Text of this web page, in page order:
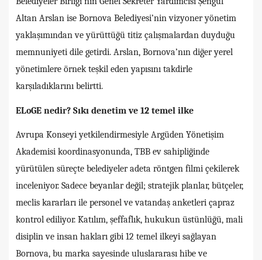
Altan Arslan ise Bornova Belediyesi’nin vizyoner yönetim
yaklaşımından ve yürüttüğü titiz çalışmalardan duyduğu
memnuniyeti dile getirdi. Arslan, Bornova’nın diğer yerel
yönetimlere örnek teşkil eden yapısını takdirle
karşıladıklarını belirtti.
ELoGE nedir? Sıkı denetim ve 12 temel ilke
Avrupa Konseyi yetkilendirmesiyle Argüden Yönetişim
Akademisi koordinasyonunda, TBB ev sahipliğinde
yürütülen süreçte belediyeler adeta röntgen filmi çekilerek
inceleniyor. Sadece beyanlar değil; stratejik planlar, bütçeler,
meclis kararları ile personel ve vatandaş anketleri çapraz
kontrol ediliyor. Katılım, şeffaflık, hukukun üstünlüğü, mali
disiplin ve insan hakları gibi 12 temel ilkeyi sağlayan
Bornova, bu marka sayesinde uluslararası hibe ve